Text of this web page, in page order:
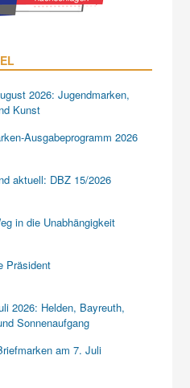
2026: Jugendmarken,
Kunst
Ausgabeprogramm 2026
aktuell: DBZ 15/2026
in die Unabhängigkeit
Präsident
2026: Helden, Bayreuth,
Sonnenaufgang
am 7. Juli